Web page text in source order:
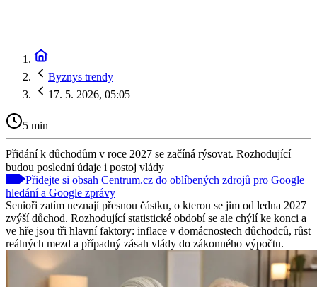
Byznys trendy
17. 5. 2026, 05:05
5 min
Přidání k důchodům v roce 2027 se začíná rýsovat. Rozhodující
budou poslední údaje i postoj vlády
Přidejte si obsah Centrum.cz do oblíbených zdrojů pro Google
hledání a Google zprávy
Senioři zatím neznají přesnou částku, o kterou se jim od ledna 2027
zvýší důchod. Rozhodující statistické období se ale chýlí ke konci a
ve hře jsou tři hlavní faktory: inflace v domácnostech důchodců, růst
reálných mezd a případný zásah vlády do zákonného výpočtu.